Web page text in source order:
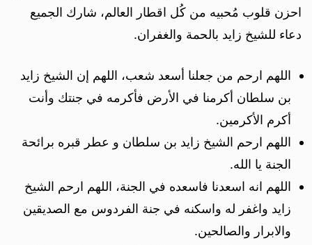
احزن قلوب مُحبيه من كُل اقطار العالم، شارك الجميع
دعاء للشيخ زايد بالحمة والغفران.
اللهم ارحم من جعلنا أسعد شعب، اللهم إن الشيخ زايد
بن سلطان أكرمنا في الأرض فأكرمه في جنتك وأنت
أكرم الأكرمين.
اللهم ارحم الشيخ زايد بن سلطان و عطر قبره برائحة
الجنة يا الله.
اللهم انه اسعدنا فاسعده في الجنة، اللهم ارحم الشيخ
زايد واغفر له واسكنه في جنة الفردوس مع الصديقين
والابرار والصالحين.